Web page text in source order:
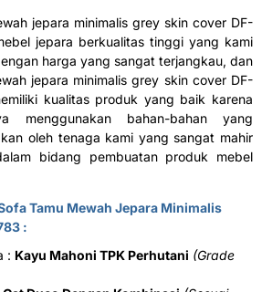
jepara minimalis grey skin cover DF-
jepara berkualitas tinggi yang kami
harga yang sangat terjangkau, dan
jepara minimalis grey skin cover DF-
kualitas produk yang baik karena
menggunakan bahan-bahan yang
oleh tenaga kami yang sangat mahir
bidang pembuatan produk mebel
Tamu Mewah Jepara Minimalis
:
: Kayu Mahoni TPK Perhutani (Grade